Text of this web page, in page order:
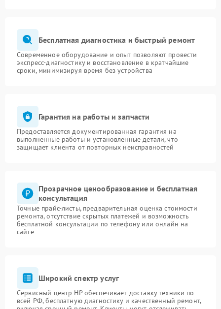
Бесплатная диагностика и быстрый ремонт
Современное оборудование и опыт позволяют провести
экспресс-диагностику и восстановление в кратчайшие
сроки, минимизируя время без устройства
Гарантия на работы и запчасти
Предоставляется документированная гарантия на
выполненные работы и установленные детали, что
защищает клиента от повторных неисправностей
Прозрачное ценообразование и бесплатная
консультация
Точные прайс-листы, предварительная оценка стоимости
ремонта, отсутствие скрытых платежей и возможность
бесплатной консультации по телефону или онлайн на
сайте
Широкий спектр услуг
Сервисный центр HP обеспечивает доставку техники по
всей РФ, бесплатную диагностику и качественный ремонт,